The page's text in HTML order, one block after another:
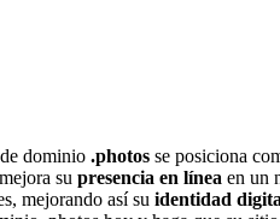
dominio .photos se posiciona
su presencia en línea en un
mejorando así su identidad